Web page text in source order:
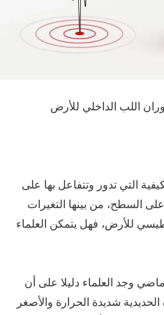
اللب الداخلي للأرض
التي تدور وتتفاعل بها على
السطح، من بينها التغيرات
للأرض، فهل يتمكن العلماء
وجد العلماء دليلا على أن
شديدة الحرارة والأصغر